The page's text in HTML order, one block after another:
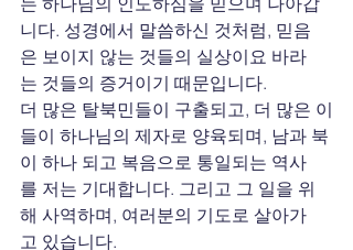
니다. 성경에서 말씀하신 것처럼, 믿음
은 보이지 않는 것들의 실상이요 바라
는 것들의 증거이기 때문입니다.
더 많은 탈북민들이 구출되고, 더 많은 이
들이 하나님의 제자로 양육되며, 남과 북
이 하나 되고 복음으로 통일되는 역사
를 저는 기대합니다. 그리고 그 일을 위
해 사역하며, 여러분의 기도로 살아가
고 있습니다.